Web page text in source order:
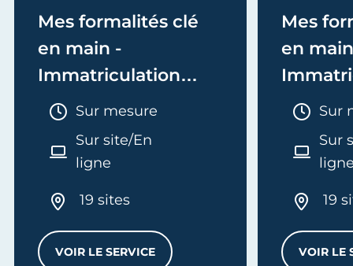
Mes formalités clé
en main -
Immatriculation
(EI/Micro-entreprise
ou réel)
Durée :
Sur mesure
Sur site/En
ligne
19 sites
VOIR LE SERVICEMES FORMALITÉS CLÉ EN MAIN -
Mes
en
Sur
Sur
19
VOIR LE